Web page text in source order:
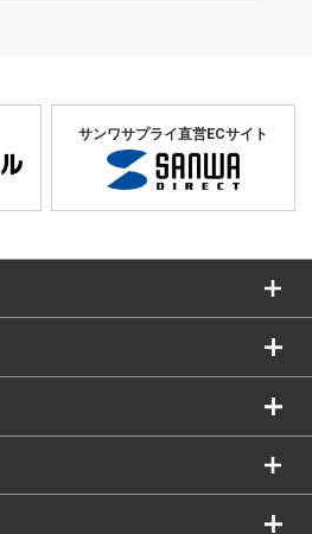
サンワサプライ直営ECサイト